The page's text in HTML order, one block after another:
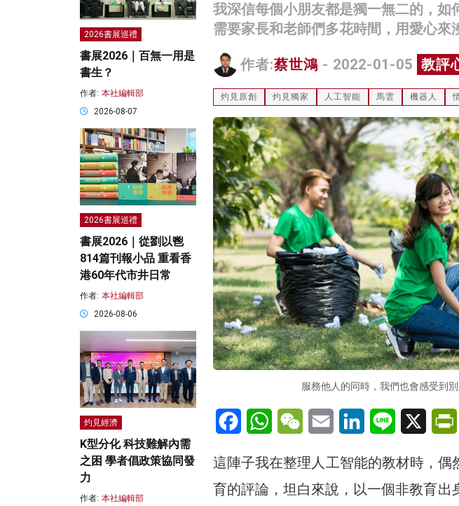
我深信每個小朋友都是獨一無二的，如
需要家長和老師們多花時間，用愛心來
作者:蔡世鴻 - 2022-01-05 教評
灼見原創 灼見獨家 人工智能 馬雲 機器人
服務他人的同時，我們也會感受到
FacebookWhatsAppWeChatEmail LinkedInLine X
這陣子我在整理人工智能的教材時，
育的評論，坦白來說，以一個非教育出
2026書展巡禮
書展2026｜百無一用是
書生？
作者: 本社編輯部
2026-08-07
2026書展巡禮
書展2026｜從劉以鬯
814篇刊報小品 重看香
港60年代市井日常
作者: 本社編輯部
2026-08-06
灼見經濟
K型分化 科技難解內需
之困 學者倡政策協同發
力
作者: 本社編輯部